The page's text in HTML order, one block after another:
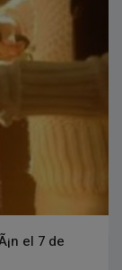
el 7 de